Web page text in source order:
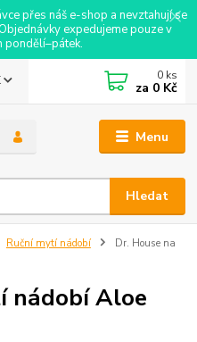
přes náš e-shop a nevztahují se
expedujeme pouze v
pondělí–pátek.
Menu
Hledat
0 ks
za 0 Kč
Ruční mytí nádobí
Dr. House na
nádobí Aloe